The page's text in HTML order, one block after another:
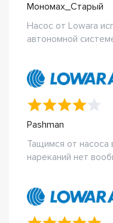
Мономах_Старый
Насос от Lowara
автономной
Pashman
Тащимся от насоса
нареканий нет